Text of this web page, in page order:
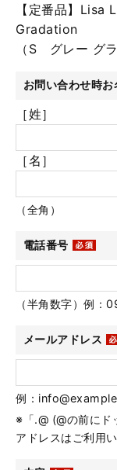
【定番品】
Gradation
（S グレー グ
お問い合わせ時お
［姓］
［名］
（全角）
電話番号
（半角数字）例
メールアドレス
例：
※「.@ (@の前に
アドレスはご利用